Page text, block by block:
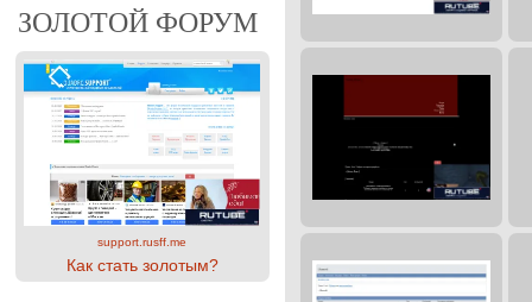
ЗОЛОТОЙ ФОРУМ
support.rusff.me
Как стать золотым?